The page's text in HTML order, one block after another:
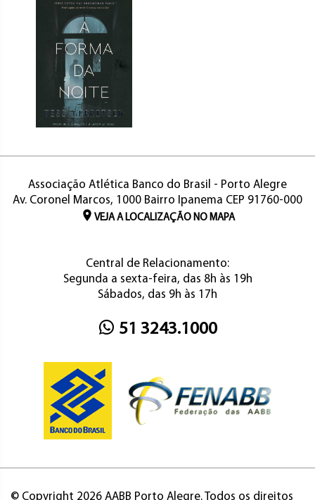
Associação Atlética Banco do Brasil - Porto Alegre
Av. Coronel Marcos, 1000 Bairro Ipanema CEP 91760-000
VEJA A LOCALIZAÇÃO NO MAPA
Central de Relacionamento:
Segunda a sexta-feira, das 8h às 19h
Sábados, das 9h às 17h
51 3243.1000
© Copyright 2026 AABB Porto Alegre. Todos os direitos